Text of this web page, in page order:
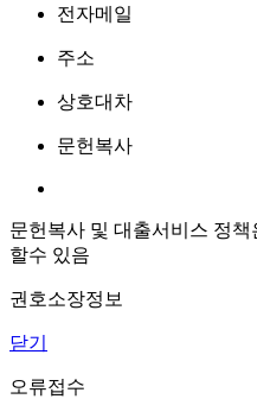
전자메일
주소
상호대차
문헌복사
문헌복사 및 대출서비스 정책
할수 있음
권호소장정보
닫기
오류접수